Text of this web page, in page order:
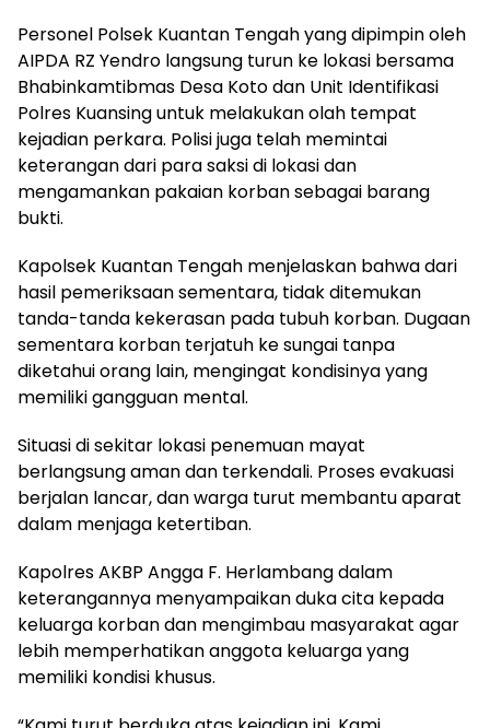
Personel Polsek Kuantan Tengah yang dipimpin oleh
AIPDA RZ Yendro langsung turun ke lokasi bersama
Bhabinkamtibmas Desa Koto dan Unit Identifikasi
Polres Kuansing untuk melakukan olah tempat
kejadian perkara. Polisi juga telah memintai
keterangan dari para saksi di lokasi dan
mengamankan pakaian korban sebagai barang
bukti.
Kapolsek Kuantan Tengah menjelaskan bahwa dari
hasil pemeriksaan sementara, tidak ditemukan
tanda-tanda kekerasan pada tubuh korban. Dugaan
sementara korban terjatuh ke sungai tanpa
diketahui orang lain, mengingat kondisinya yang
memiliki gangguan mental.
Situasi di sekitar lokasi penemuan mayat
berlangsung aman dan terkendali. Proses evakuasi
berjalan lancar, dan warga turut membantu aparat
dalam menjaga ketertiban.
Kapolres AKBP Angga F. Herlambang dalam
keterangannya menyampaikan duka cita kepada
keluarga korban dan mengimbau masyarakat agar
lebih memperhatikan anggota keluarga yang
memiliki kondisi khusus.